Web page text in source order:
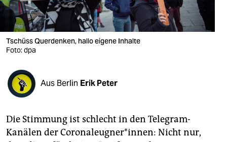
wahrheit
verlag
verlag
veranstaltungen
shop
unterstützen
Tschüss Querdenken, hallo eigene Inhalte
Foto: dpa
Aus Berlin Erik Peter
Die Stimmung ist schlecht in den Telegram-
Kanälen der Corona­­leug­ner*in­­­nen: Nicht nur,